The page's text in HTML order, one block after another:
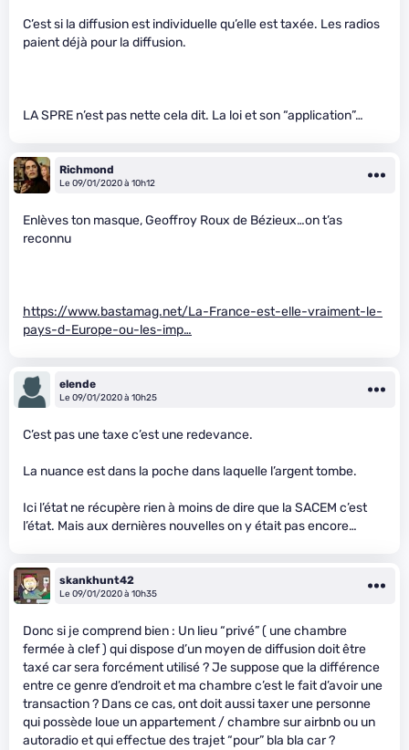
C’est si la diffusion est individuelle qu’elle est taxée. Les radios
paient déjà pour la diffusion.
LA SPRE n’est pas nette cela dit. La loi et son “application”…
Richmond
Le 09/01/2020 à 10h12
Enlèves ton masque, Geoffroy Roux de Bézieux…on t’as
reconnu
https://www.bastamag.net/La-France-est-elle-vraiment-le-
pays-d-Europe-ou-les-imp…
elende
Le 09/01/2020 à 10h25
C’est pas une taxe c’est une redevance.
La nuance est dans la poche dans laquelle l’argent tombe.
Ici l’état ne récupère rien à moins de dire que la SACEM c’est
l’état. Mais aux dernières nouvelles on y était pas encore…
skankhunt42
Le 09/01/2020 à 10h35
Donc si je comprend bien : Un lieu “privé” ( une chambre
fermée à clef ) qui dispose d’un moyen de diffusion doit être
taxé car sera forcément utilisé ? Je suppose que la différence
entre ce genre d’endroit et ma chambre c’est le fait d’avoir une
transaction ? Dans ce cas, ont doit aussi taxer une personne
qui possède loue un appartement / chambre sur airbnb ou un
autoradio et qui effectue des trajet “pour” bla bla car ?